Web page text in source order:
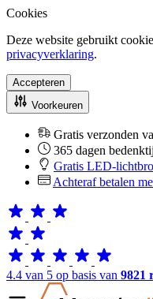
Cookies
Deze website gebruikt
privacyverklaring.
Accepteren
Voorkeuren
Gratis verzonden
365 dagen
Gratis LED-
Achteraf betalen
4.4 van 5 op basis van 9821